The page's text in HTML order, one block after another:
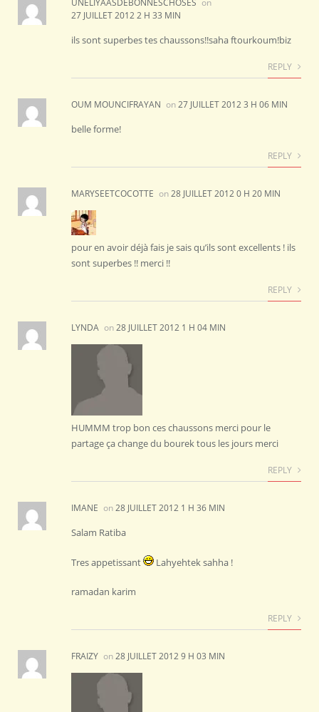
UNELIYAASDEBONNESCHOSES on
27 JUILLET 2012 2 H 33 MIN
ils sont superbes tes chaussons!!saha ftourkoum!biz
REPLY
OUM MOUNCIFRAYAN on27 JUILLET 2012 3 H 06 MIN
belle forme!
REPLY
MARYSEETCOCOTTE on28 JUILLET 2012 0 H 20 MIN
pour en avoir déjà fais je sais qu’ils sont excellents ! ils
sont superbes !! merci !!
REPLY
LYNDA on28 JUILLET 2012 1 H 04 MIN
HUMMM trop bon ces chaussons merci pour le
partage ça change du bourek tous les jours merci
REPLY
IMANE on28 JUILLET 2012 1 H 36 MIN
Salam Ratiba
Tres appetissant Lahyehtek sahha !
ramadan karim
REPLY
FRAIZY on28 JUILLET 2012 9 H 03 MIN